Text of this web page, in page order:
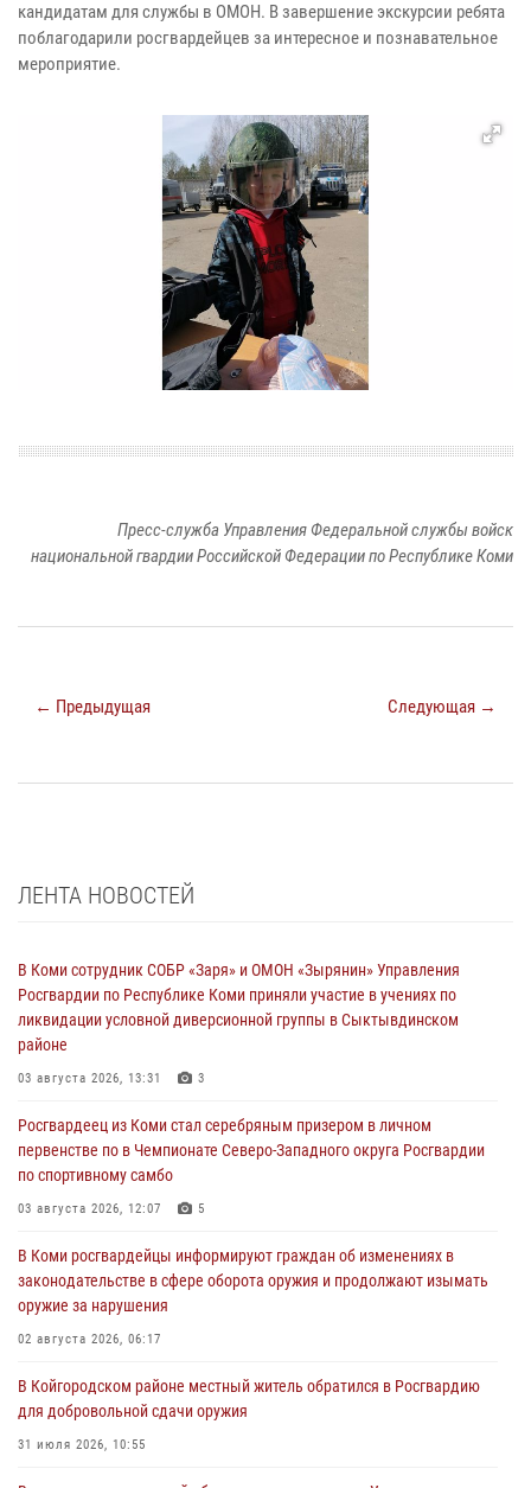
кандидатам для службы в ОМОН. В завершение экскурсии ребята
поблагодарили росгвардейцев за интересное и познавательное
мероприятие.
Пресс-служба Управления Федеральной службы войск
национальной гвардии Российской Федерации по Республике Коми
← Предыдущая Следующая →
ЛЕНТА НОВОСТЕЙ
В Коми сотрудник СОБР «Заря» и ОМОН «Зырянин» Управления
Росгвардии по Республике Коми приняли участие в учениях по
ликвидации условной диверсионной группы в Сыктывдинском
районе
03 августа 2026, 13:31 3
Росгвардеец из Коми стал серебряным призером в личном
первенстве по в Чемпионате Северо-Западного округа Росгвардии
по спортивному самбо
03 августа 2026, 12:07 5
В Коми росгвардейцы информируют граждан об изменениях в
законодательстве в сфере оборота оружия и продолжают изымать
оружие за нарушения
02 августа 2026, 06:17
В Койгородском районе местный житель обратился в Росгвардию
для добровольной сдачи оружия
31 июля 2026, 10:55